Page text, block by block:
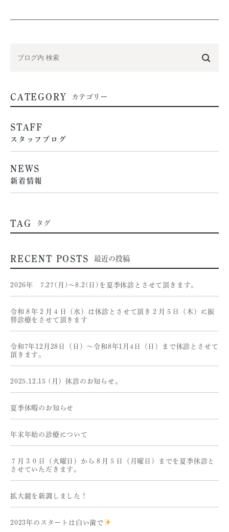
CATEGORY カテゴリー
STAFF
スタッフブログ
NEWS
新着情報
TAG タグ
RECENT POSTS 最近の投稿
2026年 7.27(月)〜8.2(日)を夏季休診とさせて頂きます。
令和８年２月４日（水）は休診とさせて頂き２月５日（木）に振
替診療をさせて頂きます
令和7年12月28日（日）〜令和8年1月4日（日）まで休診とさせて
頂きます。
2025.12.15 (月）休診のお知らせ。
夏季休暇のお知らせ
年末年始の診療について
７月３０日（火曜日）から８月５日（月曜日）までを夏季休診と
させていただきます。
拡大鏡を新調しました！
2023年のスタートは白い歯で